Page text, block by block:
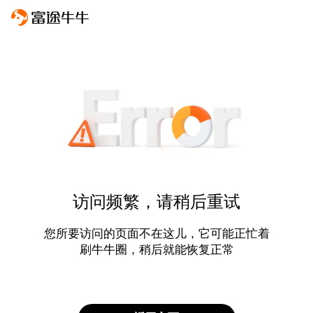
访问频繁，请稍后重试
您所要访问的页面不在这儿，它可能正忙着
刷牛牛圈，稍后就能恢复正常